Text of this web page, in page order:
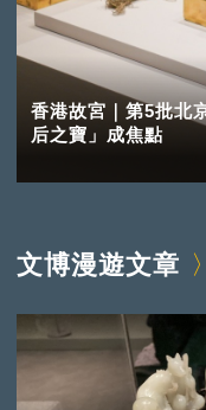
香港故宮｜第5批北
后之寶」成焦點
文博漫遊文章